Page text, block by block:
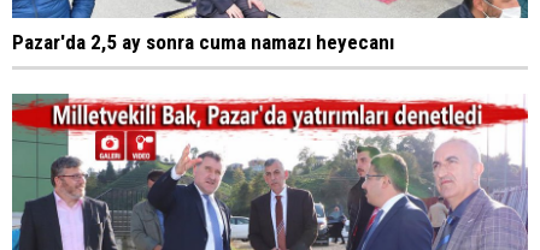
Pazar'da 2,5 ay sonra cuma namazı heyecanı